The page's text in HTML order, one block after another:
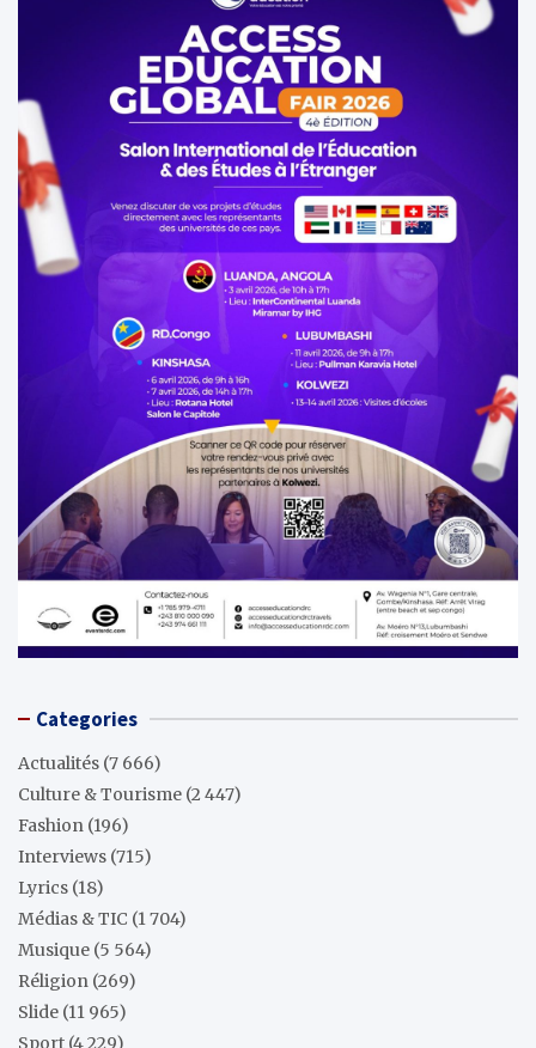
Categories
Actualités (7 666)
Culture & Tourisme (2 447)
Fashion (196)
Interviews (715)
Lyrics (18)
Médias & TIC (1 704)
Musique (5 564)
Réligion (269)
Slide (11 965)
Sport (4 229)